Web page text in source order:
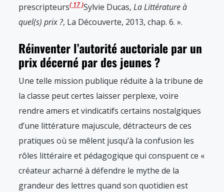
prescripteurs 17 Sylvie Ducas, La Littérature à
quel(s) prix ?, La Découverte, 2013, chap. 6. ».
Réinventer l’autorité auctoriale par un
prix décerné par des jeunes ?
Une telle mission publique réduite à la tribune de
la classe peut certes laisser perplexe, voire
rendre amers et vindicatifs certains nostalgiques
d’une littérature majuscule, détracteurs de ces
pratiques où se mêlent jusqu’à la confusion les
rôles littéraire et pédagogique qui conspuent ce «
créateur acharné à défendre le mythe de la
grandeur des lettres quand son quotidien est